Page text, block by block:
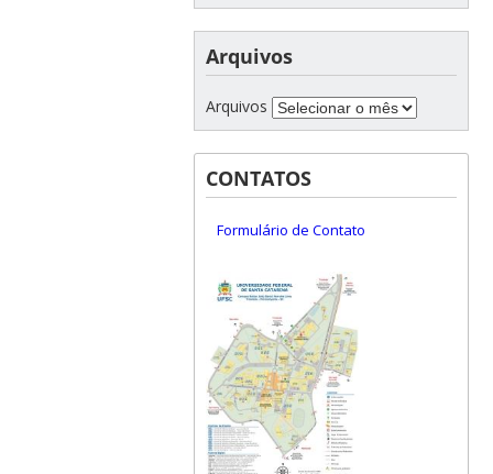
Arquivos
Arquivos
CONTATOS
Formulário de Contato